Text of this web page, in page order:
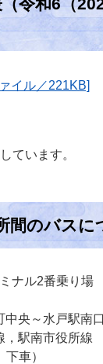
イル／221KB]
ています。
間のバスに
ナル2番乗り場
中央～水戸駅南
，駅南市役所線
車）